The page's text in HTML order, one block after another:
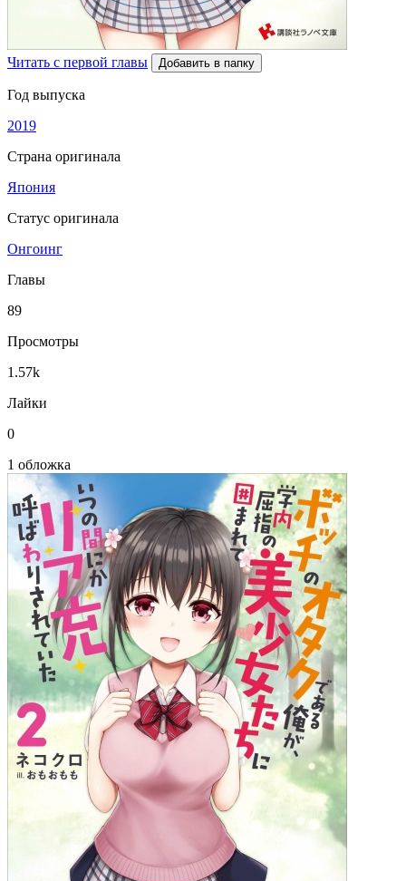
Читать с первой главы Добавить в папку
Год выпуска
2019
Страна оригинала
Япония
Статус оригинала
Онгоинг
Главы
89
Просмотры
1.57k
Лайки
0
1 обложка